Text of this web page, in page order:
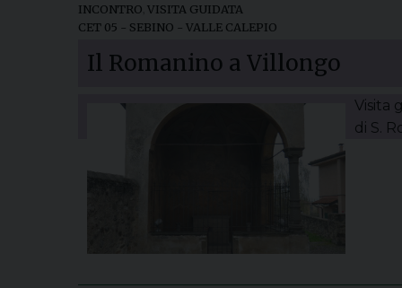
INCONTRO VISITA GUIDATA
CET 05 - SEBINO - VALLE CALEPIO
Il Romanino a Villongo
Visita
di S.